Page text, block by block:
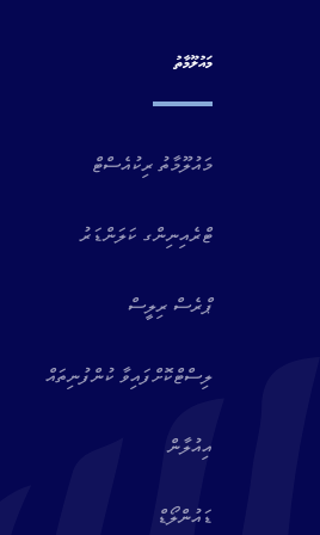
މައުލޫމާތު
މައުލޫމާތު ރިކުއެސްޓް
ޓްރެއިނިންގ ކަލަންޑަރު
ޕްރެސް ރިލީސް
ލިސްޓްކޮށްފައިވާ ކުންފުނިތައް
އިއުލާން
ޑައުންލޯޑް